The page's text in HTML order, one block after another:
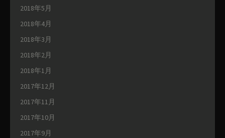
2018年5月
2018年4月
2018年3月
2018年2月
2018年1月
2017年12月
2017年11月
2017年10月
2017年9月